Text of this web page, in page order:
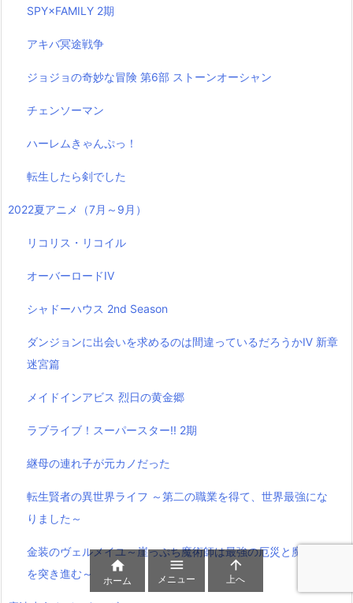
SPY×FAMILY 2期
アキバ冥途戦争
ジョジョの奇妙な冒険 第6部 ストーンオーシャン
チェンソーマン
ハーレムきゃんぷっ！
転生したら剣でした
2022夏アニメ（7月～9月）
リコリス・リコイル
オーバーロードIV
シャドーハウス 2nd Season
ダンジョンに出会いを求めるのは間違っているだろうかⅣ 新章
迷宮篇
メイドインアビス 烈日の黄金郷
ラブライブ！スーパースター!! 2期
継母の連れ子が元カノだった
転生賢者の異世界ライフ ～第二の職業を得て、世界最強にな
りました～
金装のヴェルメイユ～崖っぷち魔術師は最強の厄災と魔法世界
を突き進む～

ホーム

メニュー

上へ